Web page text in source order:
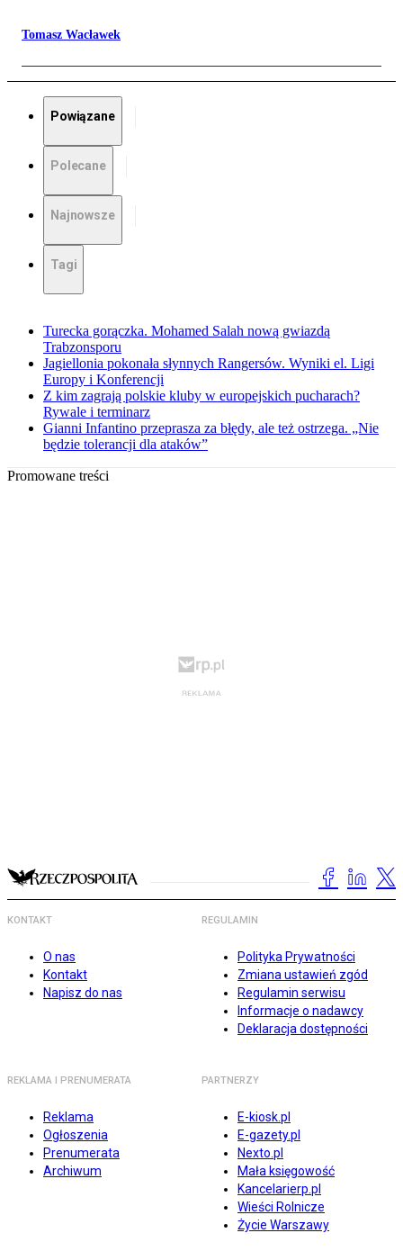
Tomasz Wacławek
Powiązane
Polecane
Najnowsze
Tagi
Turecka gorączka. Mohamed Salah nową gwiazdą
Trabzonsporu
Jagiellonia pokonała słynnych Rangersów. Wyniki el. Ligi
Europy i Konferencji
Z kim zagrają polskie kluby w europejskich pucharach?
Rywale i terminarz
Gianni Infantino przeprasza za błędy, ale też ostrzega. „Nie
będzie tolerancji dla ataków”
Promowane treści
KONTAKT
O nas
Kontakt
Napisz do nas
REGULAMIN
Polityka Prywatności
Zmiana ustawień zgód
Regulamin serwisu
Informacje o nadawcy
Deklaracja dostępności
REKLAMA I PRENUMERATA
Reklama
Ogłoszenia
Prenumerata
Archiwum
PARTNERZY
E-kiosk.pl
E-gazety.pl
Nexto.pl
Mała księgowość
Kancelarierp.pl
Wieści Rolnicze
Życie Warszawy